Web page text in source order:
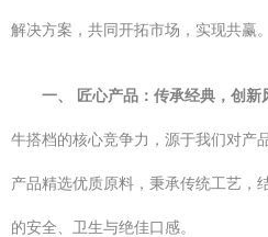
解决方案，共同开拓市场，实现共赢。
一、 匠心产品：传承经典，创新
牛搭档的核心竞争力，源于我们对产
产品精选优质原料，秉承传统工艺，
的安全、卫生与绝佳口感。